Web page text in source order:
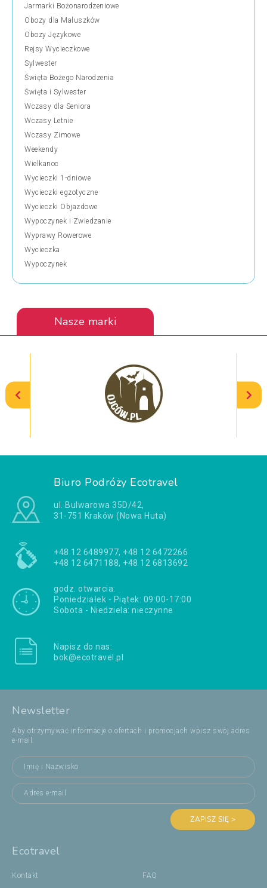
Jarmarki Bożonarodzeniowe
Obozy dla Maluszków
Obozy Językowe
Rejsy Wycieczkowe
Sylwester
Święta Bożego Narodzenia
Święta i Sylwester
Wczasy dla Seniora
Wczasy Letnie
Wczasy Zimowe
Weekendy
Wielkanoc
Wycieczki 1-dniowe
Wycieczki egzotyczne
Wycieczki Objazdowe
Wypoczynek i Zwiedzanie
Wyprawy Rowerowe
Wycieczka
Wypoczynek
Nasze marki
Biuro Podróży Ecotravel
ul. Bulwarowa 35D/42,
31-751 Kraków (Nowa Huta)
+48 12 6489977, +48 12 6472266
+48 12 6471188, +48 12 6813692
godz. otwarcia:
Poniedziałek - Piątek: 09:00-17:00
Sobota - Niedziela: nieczynne
Napisz do nas:
bok@ecotravel.pl
Newsletter
Aby otrzymywać informacje o ofertach i promocjach wpisz swój adres
e-mail:
ZAPISZ SIĘ >
Ecotravel
Kontakt FAQ